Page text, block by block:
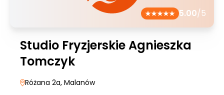
5.00/5
Studio Fryzjerskie Agnieszka
Tomczyk
Różana 2a, Malanów